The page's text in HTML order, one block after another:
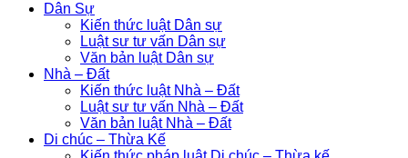
Dân Sự
Kiến thức luật Dân sự
Luật sư tư vấn Dân sự
Văn bản luật Dân sự
Nhà – Đất
Kiến thức luật Nhà – Đất
Luật sư tư vấn Nhà – Đất
Văn bản luật Nhà – Đất
Di chúc – Thừa Kế